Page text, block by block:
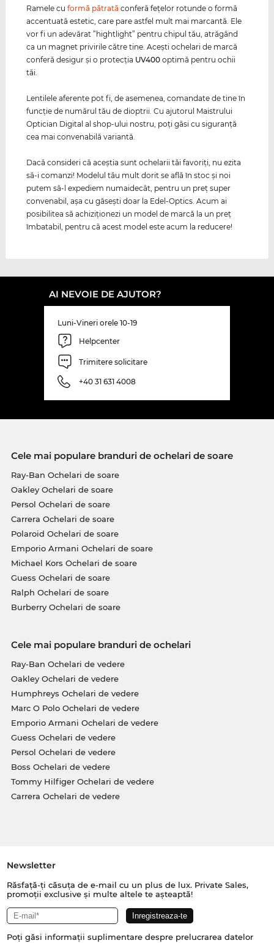
Ramele cuformă pătrată conferă feţelor rotunde o formă
accentuată estetic, care pare astfel mult mai marcantă. Ele
vor fi un adevărat ”hightlight” pentru chipul tău, atrăgând
ca un magnet privirile către tine. Aceşti ochelari de marcă
conferă desigur şi o protecţia UV400 optimă pentru ochii
tăi.
Lentilele aferente pot fi, de asemenea, comandate de tine în
funcţie de numărul tău de dioptrii. Cu ajutorul Maistrului
Optician Digital al shop-ului nostru, poţi găsi cu siguranţă
cea mai convenabilă variantă.
Dacă consideri că aceştia sunt ochelarii tăi favoriţi, nu ezita
să-i comanzi! Modelul tău mult dorit se află în stoc şi noi
putem să-l expediem numaidecât, pentru un preţ super
convenabil, aşa cu găseşti doar la Edel-Optics. Acum ai
posibilitea să achiziţionezi un model de marcă la un preţ
îmbatabil, pentru că acest model este acum la reducere!
AI NEVOIE DE AJUTOR?
Luni-Vineri orele 10-19
Helpcenter
Trimitere solicitare
+40 31 631 4008
Cele mai populare branduri de ochelari de soare
Ray-Ban Ochelari de soare
Oakley Ochelari de soare
Persol Ochelari de soare
Carrera Ochelari de soare
Polaroid Ochelari de soare
Emporio Armani Ochelari de soare
Michael Kors Ochelari de soare
Guess Ochelari de soare
Ralph Ochelari de soare
Burberry Ochelari de soare
Cele mai populare branduri de ochelari
Ray-Ban Ochelari de vedere
Oakley Ochelari de vedere
Humphreys Ochelari de vedere
Marc O Polo Ochelari de vedere
Emporio Armani Ochelari de vedere
Guess Ochelari de vedere
Persol Ochelari de vedere
Boss Ochelari de vedere
Tommy Hilfiger Ochelari de vedere
Carrera Ochelari de vedere
Newsletter
Răsfață-ți căsuța de e-mail cu un plus de lux. Private Sales,
promoții exclusive și multe altele te așteaptă!
Poți găsi informații suplimentare despre prelucrarea datelor